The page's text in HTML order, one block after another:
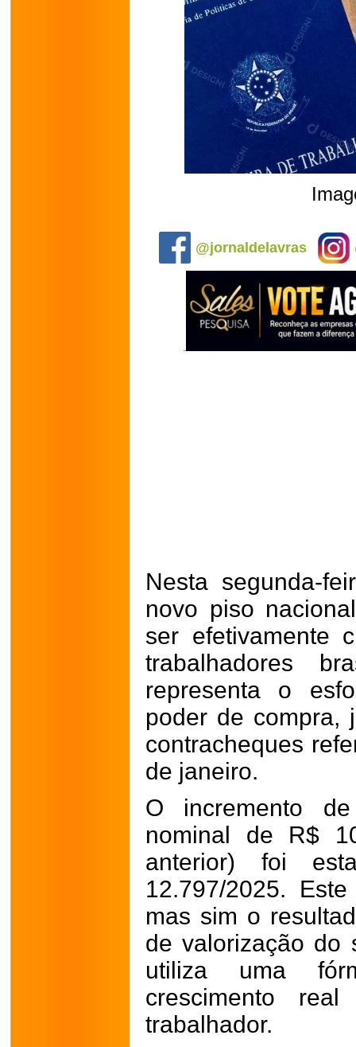
@jornaldelavras
Nesta segunda-
novo piso
ser efetivamente
trabalhadores
representa o
poder de compra,
contracheques
de janeiro.
O incremento
nominal de R$
anterior) foi
12.797/2025.
mas sim o
de valorização do
utiliza uma
crescimento
trabalhador.